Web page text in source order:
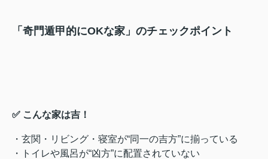
「奇門遁甲的にOKな家」のチェックポイント
✅ こんな家は吉！
・玄関・リビング・寝室が“同一の吉方”に揃っている
・トイレや風呂が“凶方”に配置されていない